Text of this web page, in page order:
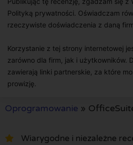
Polityką prywatności. Oświadczam
rzeczywiste doświadczenia z daną
Korzystanie z tej strony internetowej
zarówno dla firm, jak i użytkowników.
zawierają linki partnerskie, za które
prowizję.
Oprogramowanie »
Wiarygodne i niezależne